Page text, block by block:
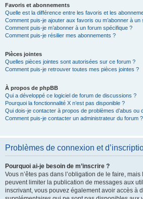
Favoris et abonnements
Quelle est la différence entre les favoris et les
Comment puis-je ajouter aux favoris ou m’abonner à un
Comment puis-je m’abonner à un forum spécifique ?
Comment puis-je résilier mes abonnements ?
Pièces jointes
Quelles pièces jointes sont autorisées sur ce forum ?
Comment puis-je retrouver toutes mes pièces jointes ?
À propos de phpBB
Qui a développé ce logiciel de forum de discussions ?
Pourquoi la fonctionnalité X n’est pas disponible ?
Qui dois-je contacter à propos de problèmes d’abus ou
Comment puis-je contacter un administrateur du forum ?
Problèmes de connexion et
Pourquoi ai-je besoin de m’inscrire ?
Vous n’êtes pas dans l’obligation de le faire,
peuvent limiter la publication de messages aux
inscrivant, vous pouvez également avoir accès à